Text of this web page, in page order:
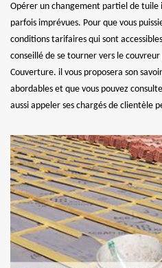
Opérer un changement partiel de tuile
parfois imprévues. Pour que vous
conditions tarifaires qui sont
conseillé de se tourner vers le
Couverture. il vous proposera son
abordables et que vous pouvez
aussi appeler ses chargés de clientèle